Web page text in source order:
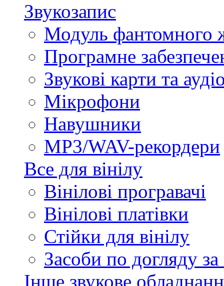
Звукозапис
Модуль фантомного
Програмне
Звукові карти та
Мікрофони
Навушники
MP3/WAV-рекордери
Все для вінілу
Вінілові програвачі
Вінілові платівки
Стійки для вінілу
Засоби по догляду за
Інше звукове